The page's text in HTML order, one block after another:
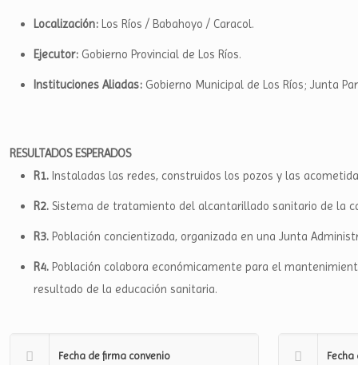
Localización: Los Ríos / Babahoyo / Caracol.
Ejecutor: Gobierno Provincial de Los Ríos.
Instituciones Aliadas: Gobierno Municipal de Los Ríos; Junta
RESULTADOS ESPERADOS
R1. Instaladas las redes, construidos los pozos y las
R2. Sistema de tratamiento del alcantarillado sanitario de la
R3. Población concientizada, organizada en una Junta
R4. Población colabora económicamente para el
resultado de la educación sanitaria.
Fecha de firma convenio